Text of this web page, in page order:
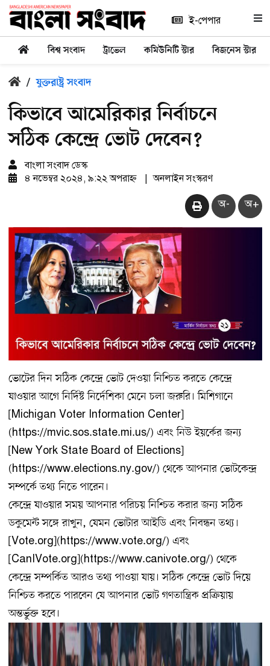
ই-পেপার
বিশ্ব সংবাদ ট্রাভেল কমিউনিটি স্টার বিজনেস স্টার
/ যুক্তরাষ্ট্র সংবাদ
কিভাবে আমেরিকার নির্বাচনে
সঠিক কেন্দ্রে ভোট দেবেন?
বাংলা সংবাদ ডেস্ক
৪ নভেম্বর ২০২৪, ৯:২২ অপরাহ্ন
অনলাইন সংস্করণ
অ- অ+
ভোটের দিন সঠিক কেন্দ্রে ভোট দেওয়া নিশ্চিত করতে কেন্দ্রে
যাওয়ার আগে নির্দিষ্ট নির্দেশিকা মেনে চলা জরুরি। মিশিগানে
[Michigan Voter Information Center]
(https://mvic.sos.state.mi.us/) এবং নিউ ইয়র্কের জন্য
[New York State Board of Elections]
(https://www.elections.ny.gov/) থেকে আপনার ভোটকেন্দ্র
সম্পর্কে তথ্য নিতে পারেন।
কেন্দ্রে যাওয়ার সময় আপনার পরিচয় নিশ্চিত করার জন্য সঠিক
ডকুমেন্ট সঙ্গে রাখুন, যেমন ভোটার আইডি এবং নিবন্ধন তথ্য।
[Vote.org](https://www.vote.org/) এবং
[CanIVote.org](https://www.canivote.org/) থেকে
কেন্দ্রে সম্পর্কিত আরও তথ্য পাওয়া যায়। সঠিক কেন্দ্রে ভোট দিয়ে
নিশ্চিত করতে পারবেন যে আপনার ভোট গণতান্ত্রিক প্রক্রিয়ায়
অন্তর্ভুক্ত হবে।